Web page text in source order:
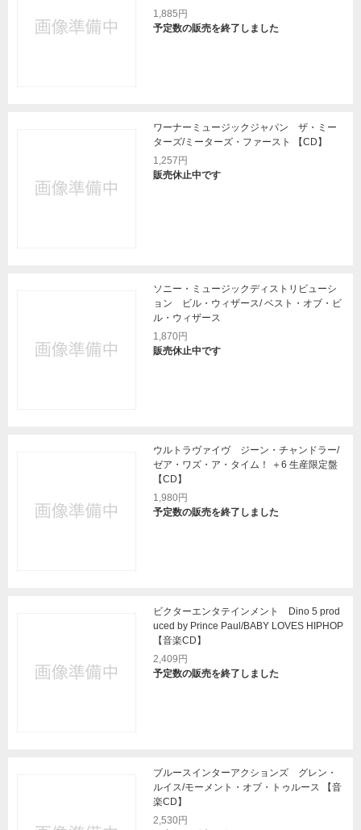
1,885円
予定数の販売を終了しました
ワーナーミュージックジャパン ザ・ミー
ターズ/ミーターズ・ファースト 【CD】
1,257円
販売休止中です
ソニー・ミュージックディストリビューシ
ョン ビル・ウィザース/ ベスト・オブ・ビ
ル・ウィザース
1,870円
販売休止中です
ウルトラヴァイヴ ジーン・チャンドラー/
ゼア・ワズ・ア・タイム！ ＋6 生産限定盤
【CD】
1,980円
予定数の販売を終了しました
ビクターエンタテインメント Dino 5 prod
uced by Prince Paul/BABY LOVES HIPHOP
【音楽CD】
2,409円
予定数の販売を終了しました
ブルースインターアクションズ グレン・
ルイス/モーメント・オブ・トゥルース 【音
楽CD】
2,530円